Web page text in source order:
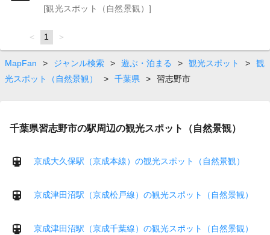
[観光スポット（自然景観）]
page
You're
on
page
1 page
MapFan > ジャンル検索 > 遊ぶ・泊まる > 観光スポット >
観
光スポット（自然景観）
> 千葉県 > 習志野市
千葉県習志野市の駅周辺の観光スポット（自然景観）
京成大久保駅（京成本線）の観光スポット（自然景観）
京成津田沼駅（京成松戸線）の観光スポット（自然景観）
京成津田沼駅（京成千葉線）の観光スポット（自然景観）